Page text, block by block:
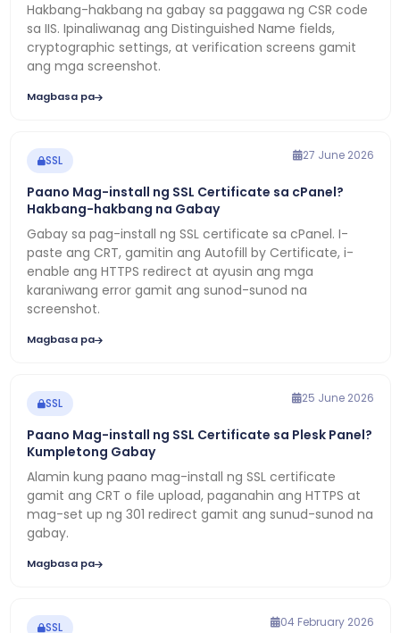
Hakbang-hakbang na gabay sa paggawa ng CSR code
sa IIS. Ipinaliwanag ang Distinguished Name fields,
cryptographic settings, at verification screens gamit
ang mga screenshot.
Magbasa pa
SSL 27 June 2026
Paano Mag-install ng SSL Certificate sa cPanel?
Hakbang-hakbang na Gabay
Gabay sa pag-install ng SSL certificate sa cPanel. I-
paste ang CRT, gamitin ang Autofill by Certificate, i-
enable ang HTTPS redirect at ayusin ang mga
karaniwang error gamit ang sunod-sunod na
screenshot.
Magbasa pa
SSL 25 June 2026
Paano Mag-install ng SSL Certificate sa Plesk Panel?
Kumpletong Gabay
Alamin kung paano mag-install ng SSL certificate
gamit ang CRT o file upload, paganahin ang HTTPS at
mag-set up ng 301 redirect gamit ang sunud-sunod na
gabay.
Magbasa pa
SSL 04 February 2026